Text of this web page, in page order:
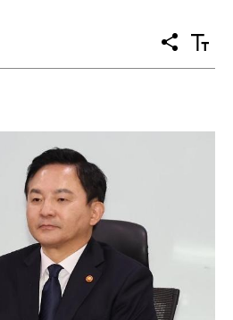
공
유
텍
스